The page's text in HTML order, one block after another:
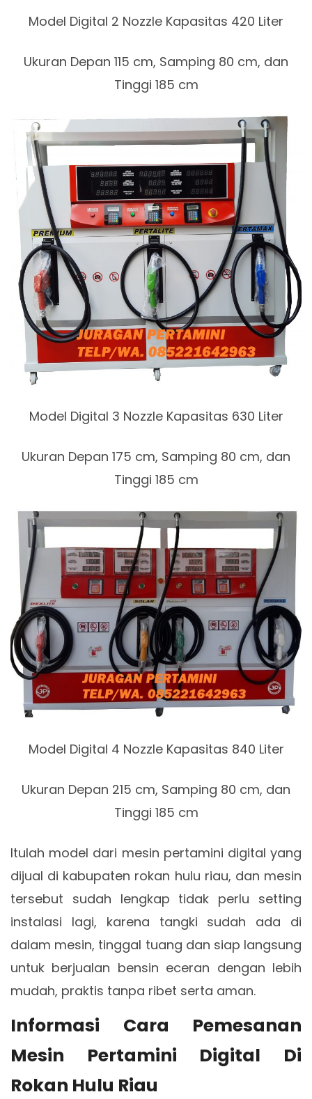
Model Digital 2 Nozzle Kapasitas 420 Liter
Ukuran Depan 115 cm, Samping 80 cm, dan
Tinggi 185 cm
Model Digital 3 Nozzle Kapasitas 630 Liter
Ukuran Depan 175 cm, Samping 80 cm, dan
Tinggi 185 cm
Model Digital 4 Nozzle Kapasitas 840 Liter
Ukuran Depan 215 cm, Samping 80 cm, dan
Tinggi 185 cm
Itulah model dari mesin pertamini digital yang
dijual di kabupaten rokan hulu riau, dan mesin
tersebut sudah lengkap tidak perlu setting
instalasi lagi, karena tangki sudah ada di
dalam mesin, tinggal tuang dan siap langsung
untuk berjualan bensin eceran dengan lebih
mudah, praktis tanpa ribet serta aman.
Informasi Cara Pemesanan
Mesin Pertamini Digital Di
Rokan Hulu Riau